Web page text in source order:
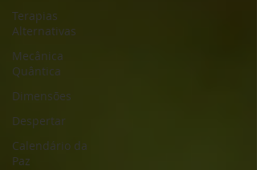
Terapias
Alternativas
Mecânica
Quântica
Dimensões
Despertar
Calendário da
Paz